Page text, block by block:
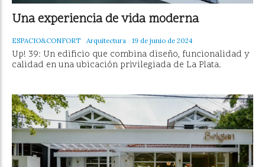
Una experiencia de vida moderna
ESPACIO&CONFORT Arquitectura 19 de junio de 2024
Up! 39: Un edificio que combina diseño, funcionalidad y
calidad en una ubicación privilegiada de La Plata.